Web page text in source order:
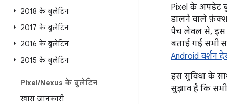
2018 के बुलेटिन
2017 के बुलेटिन
2016 के बुलेटिन
2015 के बुलेटिन
Pixel/Nexus के बुलेटिन
खास जानकारी
Pixel के अपडेट
डालने वाले
पैच लेवल से, इस
बताई गई सभी
Android वर्शन
इस सुविधा के
सुझाव है कि